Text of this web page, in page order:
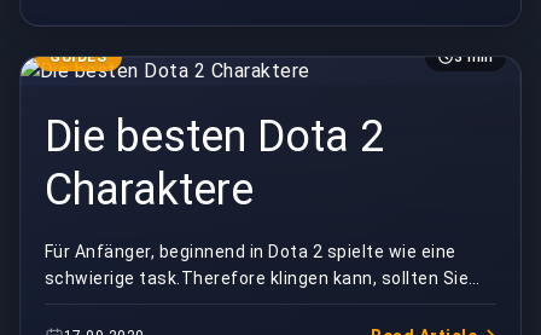
GUIDES 3 min
Die besten Dota 2
Charaktere
Für Anfänger, beginnend in Dota 2 spielte wie eine
schwierige task.Therefore klingen kann, sollten Sie
Ihre Helden Optionen verengen, um Ihr Spiel...